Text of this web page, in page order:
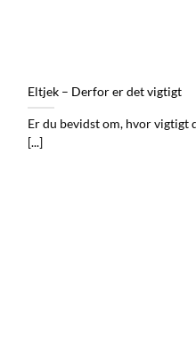
Eltjek – Derfor er det vigtigt
Er du bevidst om, hvor
[...]